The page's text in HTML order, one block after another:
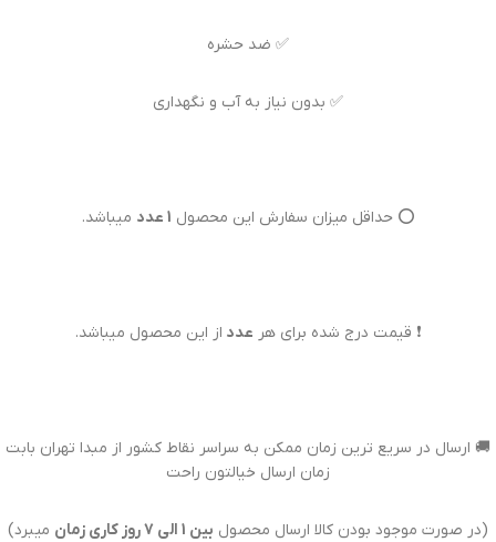
✅ ضد حشره
✅ بدون نیاز به آب و نگهداری
⭕ حداقل میزان سفارش این محصول 1 عدد میباشد.
❗ قیمت درج شده برای هر عدد از این محصول میباشد.
🚚 ارسال در سریع ترین زمان ممکن به سراسر نقاط کشور از مبدا تهران بابت
زمان ارسال خیالتون راحت
(در صورت موجود بودن کالا ارسال محصول بین 1 الی 7 روز کاری زمان میبرد)